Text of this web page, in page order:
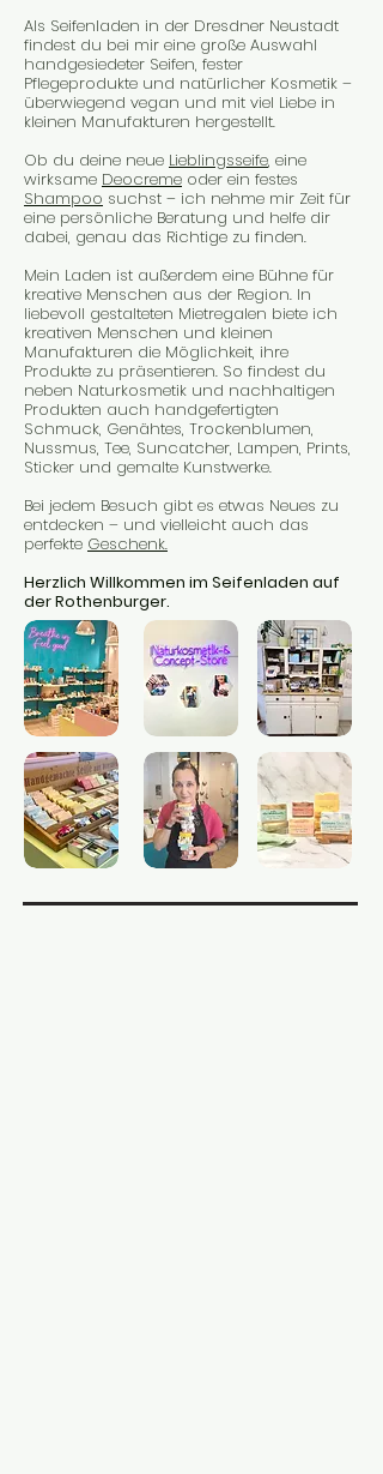
Anmelden
Als Seifenladen in der Dresdner Neustadt
findest du bei mir eine große Auswahl
handgesiedeter Seifen, fester
Pflegeprodukte und natürlicher Kosmetik –
überwiegend vegan und mit viel Liebe in
kleinen Manufakturen hergestellt.
Ob du deine neue Lieblingsseife, eine
wirksame Deocreme oder ein festes
Shampoo suchst – ich nehme mir Zeit für
eine persönliche Beratung und helfe dir
dabei, genau das Richtige zu finden.
Mein Laden ist außerdem eine Bühne für
kreative Menschen aus der Region. In
liebevoll gestalteten Mietregalen biete ich
kreativen Menschen und kleinen
Manufakturen die Möglichkeit, ihre
Produkte zu präsentieren. So findest du
neben Naturkosmetik und nachhaltigen
Produkten auch handgefertigten
Schmuck, Genähtes, Trockenblumen,
Nussmus, Tee, Suncatcher, Lampen, Prints,
Sticker und gemalte Kunstwerke.
Bei jedem Besuch gibt es etwas Neues zu
entdecken – und vielleicht auch das
perfekte Geschenk.
Herzlich Willkommen im Seifenladen auf
der Rothenburger.